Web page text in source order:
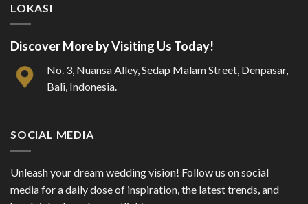
LOKASI
Discover More by Visiting Us Today!
No. 3, Nuansa Alley, Sedap Malam Street, Denpasar,
Bali, Indonesia.
SOCIAL MEDIA
Unleash your dream wedding vision! Follow us on social
media for a daily dose of inspiration, the latest trends, and